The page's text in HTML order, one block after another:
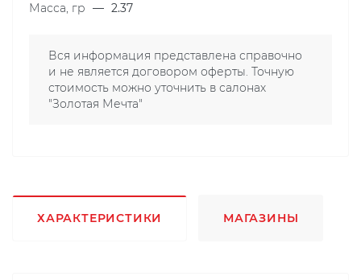
Масса, гр — 2.37
Вся информация представлена справочно
и не является договором оферты. Точную
стоимость можно уточнить в салонах
"Золотая Мечта"
ХАРАКТЕРИСТИКИ МАГАЗИНЫ